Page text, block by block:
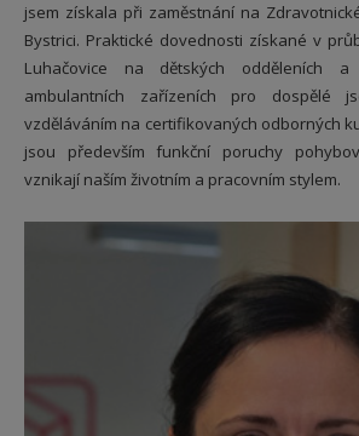
jsem získala při zaměstnání na
Bystrici. Praktické dovednosti získané v
Luhačovice na dětských odděleních
ambulantních zařízeních pro dospělé
vzděláváním na certifikovaných odborných
jsou především funkční poruchy
vznikají naším životním a pracovním stylem.